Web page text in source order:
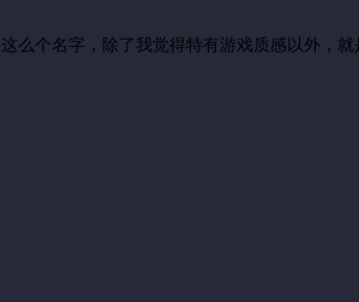
个名字，除了我觉得特有游戏质感以外，